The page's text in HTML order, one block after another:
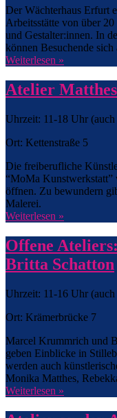
Der Wächterhaus Erfurt
Arbeitsstätte von über
und Gestalter:innen. In
können Besuchende
Weiterlesen »
Atelier
Uhrzeit: 11-18 Uhr
Ort: Kettenstraße 5
Die freiberufliche
“MoMa Kunstwerkstatt”
öffnen. Zu bewundern
Malerei.
Weiterlesen »
Offene
Britta Schatton
Uhrzeit: 11-16 Uhr
Ort: Krämerbrücke 7
Marcel Krummrich und
geben Einblicke in
werden auch
Monika Matthes,
Weiterlesen »